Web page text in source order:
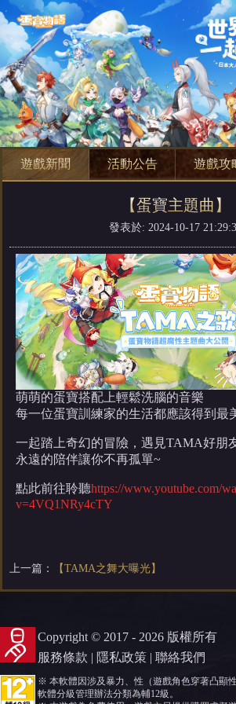
遊戲新聞 活動公告 遊戲攻
【蛋寶主題曲】
發表於: 2024-10-17
萌萌的蛋寶搭配上輕鬆洗腦的音樂
每一位蛋寶訓練家的生活都應該得到最
一起踏上奇幻的冒險，遇見TAMA好朋
永遠的陪伴讓你不再孤單~
點此前往聆聽https://www.youtube.com/
v=4VQ1NRy4cTY
上一篇： 【TAMA之舞大曝光】
Copyright © 2017 - 2026 版權所有
服務條款 | 隱私政策 | 聯絡我們
※ 本軟體因涉及暴力、性（遊戲角色穿著凸顯
軟體分級管理辦法分類為輔12級。